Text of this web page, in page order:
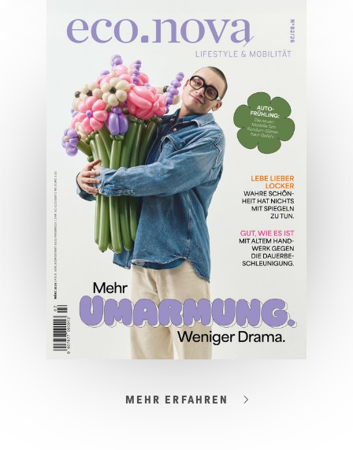
04/2026
Wirtschaftsausgabe April 2026
JETZT BESTELLEN
ONLINE LESEN
MEHR ERFAHREN